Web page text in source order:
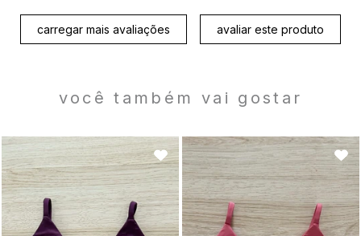
carregar mais avaliações avaliar este produto
você também vai gostar